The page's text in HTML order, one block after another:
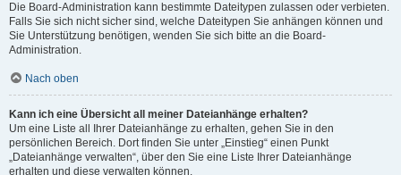
Die Board-Administration kann bestimmte Dateitypen zulassen oder verbieten.
Falls Sie sich nicht sicher sind, welche Dateitypen Sie anhängen können und
Sie Unterstützung benötigen, wenden Sie sich bitte an die Board-
Administration.
Nach oben
Kann ich eine Übersicht all meiner Dateianhänge erhalten?
Um eine Liste all Ihrer Dateianhänge zu erhalten, gehen Sie in den
persönlichen Bereich. Dort finden Sie unter „Einstieg“ einen Punkt
„Dateianhänge verwalten“, über den Sie eine Liste Ihrer Dateianhänge
erhalten und diese verwalten können.